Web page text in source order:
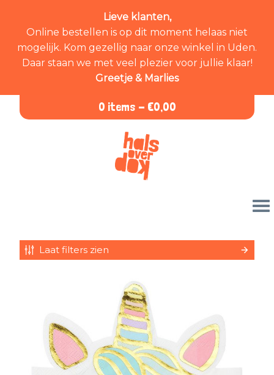
Lieve klanten,
Online bestellen is op dit moment helaas niet
mogelijk. Kom gezellig naar onze winkel in Uden.
Daar staan we met veel plezier voor jullie klaar!
Greetje & Marlies
0 items - €0,00
Laat filters zien